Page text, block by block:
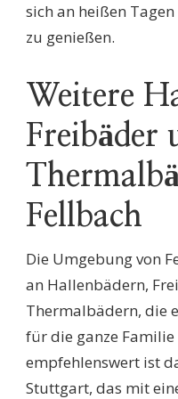
sich an heißen
zu genießen.
Weitere
Freibäder
Fellbach
Die Umgebung von
an Hallenbädern,
Thermalbädern, die
für die ganze
empfehlenswert ist
Stuttgart, das mit